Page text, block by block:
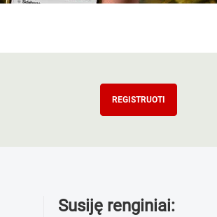
REGISTRUOTI
Susiję renginiai: